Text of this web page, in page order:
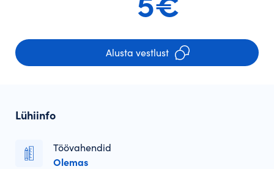
Alusta vestlust
Lühiinfo
Töövahendid
Olemas